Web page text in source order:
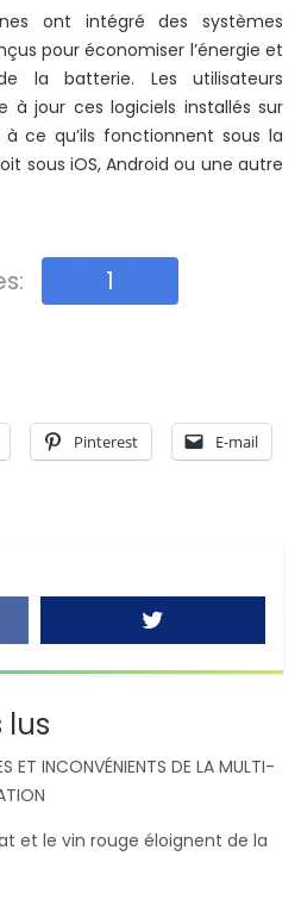
ont intégré des systèmes
pour économiser l’énergie et
la batterie. Les utilisateurs
à jour ces logiciels installés sur
ce qu’ils fonctionnent sous la
sous iOS, Android ou une autre
Pinterest E-mail
1
lus
ET INCONVÉNIENTS DE LA MULTI-
et le vin rouge éloignent de la